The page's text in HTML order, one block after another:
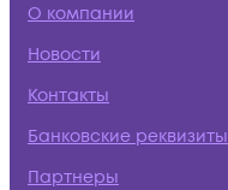
О компании
Новости
Контакты
Банковские реквизиты
Партнеры